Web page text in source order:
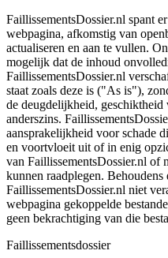
FaillissementsDossier.nl spant
webpagina, afkomstig van
actualiseren en aan te vullen.
mogelijk dat de inhoud
FaillissementsDossier.nl
staat zoals deze is ("As is"),
de deugdelijkheid, geschiktheid
anderszins.
aansprakelijkheid voor schade
en voortvloeit uit of in enig
van FaillissementsDossier.nl of
kunnen raadplegen. Behoudens
FaillissementsDossier.nl niet
webpagina gekoppelde
geen bekrachtiging van die
Faillissementsdossier